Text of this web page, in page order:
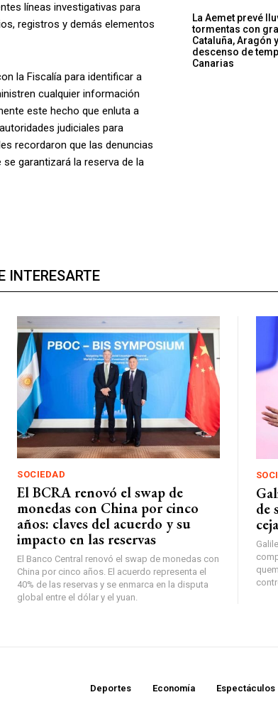
líneas investigativas para
registros y demás elementos
la Fiscalía para identificar a
cualquier información
este hecho que enluta a
judiciales para
recordaron que las denuncias
garantizará la reserva de la
La Aemet prevé
tormentas con
Cataluña, Aragón
descenso de
Canarias
INTERESARTE
SOCIEDAD
El BCRA renovó el swap de
monedas con China por cinco
años: claves del acuerdo y su
impacto en las reservas
El Banco Central renovó el swap de monedas con
China por cinco años. El acuerdo representa el
40% de las reservas y se enmarca en la disputa
global entre el dólar y el yuan.
de
Deportes Economía Espectáculos